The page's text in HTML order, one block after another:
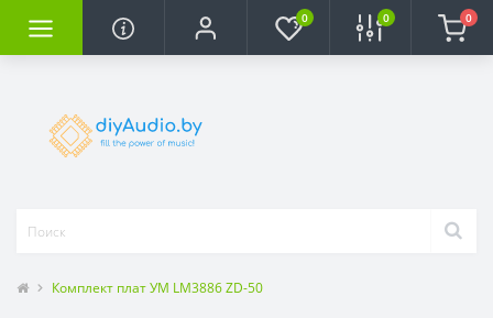
0 0 0
Комплект плат УМ LM3886 ZD-50